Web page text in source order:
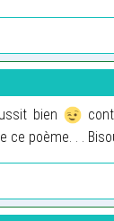
bien
ce poème. . .